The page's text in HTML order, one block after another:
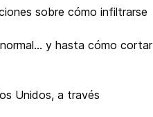
sobre cómo infiltrarse
y hasta cómo cortar
Unidos, a través